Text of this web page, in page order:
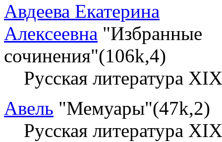
Авдеева Екатерина
Алексеевна "Избранные
сочинения"(106k,4)
Русская литература
Авель "Мемуары"(47k,2)
Русская литература